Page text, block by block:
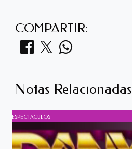
COMPARTIR:
Notas Relacionadas
ESPECTACULOS